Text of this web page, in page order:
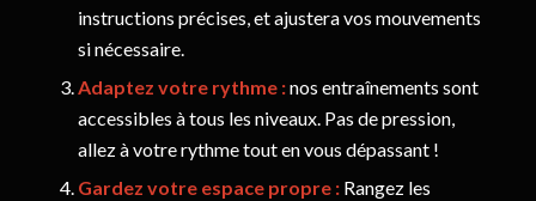
instructions précises, et ajustera vos mouvements
si nécessaire.
Adaptez votre rythme :nos entraînements sont
accessibles à tous les niveaux. Pas de pression,
allez à votre rythme tout en vous dépassant !
Gardez votre espace propre :Rangez les